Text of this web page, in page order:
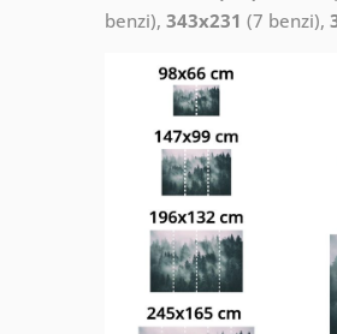
benzi), 343x231 (7 benzi),